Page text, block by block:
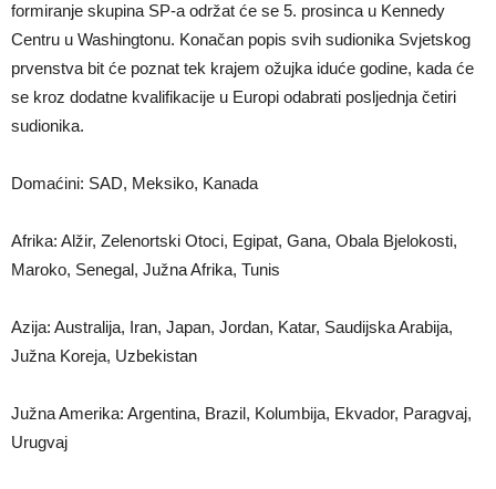
formiranje skupina SP-a održat će se 5. prosinca u Kennedy
Centru u Washingtonu. Konačan popis svih sudionika Svjetskog
prvenstva bit će poznat tek krajem ožujka iduće godine, kada će
se kroz dodatne kvalifikacije u Europi odabrati posljednja četiri
sudionika.
Domaćini: SAD, Meksiko, Kanada
Afrika: Alžir, Zelenortski Otoci, Egipat, Gana, Obala Bjelokosti,
Maroko, Senegal, Južna Afrika, Tunis
Azija: Australija, Iran, Japan, Jordan, Katar, Saudijska Arabija,
Južna Koreja, Uzbekistan
Južna Amerika: Argentina, Brazil, Kolumbija, Ekvador, Paragvaj,
Urugvaj